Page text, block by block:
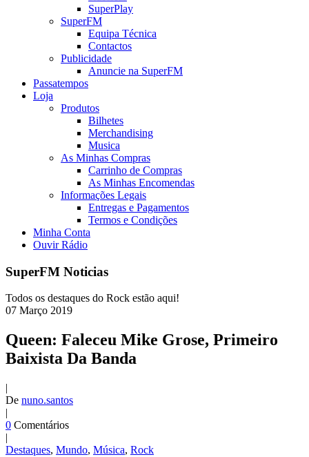
SuperPlay
SuperFM
Equipa Técnica
Contactos
Publicidade
Anuncie na SuperFM
Passatempos
Loja
Produtos
Bilhetes
Merchandising
Musica
As Minhas Compras
Carrinho de Compras
As Minhas Encomendas
Informações Legais
Entregas e Pagamentos
Termos e Condições
Minha Conta
Ouvir Rádio
SuperFM Noticias
Todos os destaques do Rock estão aqui!
07 Março 2019
Queen: Faleceu Mike Grose, Primeiro
Baixista Da Banda
|
De nuno.santos
|
0 Comentários
|
Destaques, Mundo, Música, Rock